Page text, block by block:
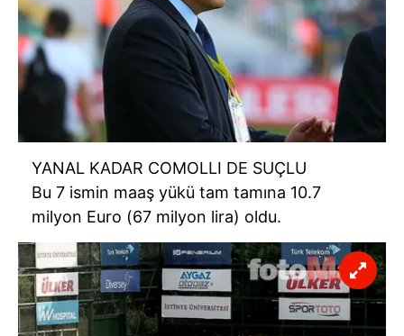
YANAL KADAR COMOLLI DE SUÇLU
Bu 7 ismin maaş yükü tam tamına 10.7
milyon Euro (67 milyon lira) oldu.